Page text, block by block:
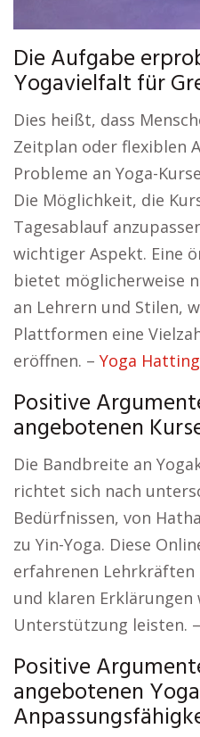
Die Aufgabe
Yogavielfalt für
Dies heißt, dass
Zeitplan oder flexiblen
Probleme an Yoga-
Die Möglichkeit, die
Tagesablauf
wichtiger Aspekt. Eine
bietet möglicherweise
an Lehrern und Stilen,
Plattformen eine
eröffnen. – Yoga
Positive
angebotenen
Die Bandbreite an
richtet sich nach
Bedürfnissen, von
zu Yin-Yoga. Diese
erfahrenen
und klaren Erklärungen
Unterstützung leisten. –
Positive
angebotenen